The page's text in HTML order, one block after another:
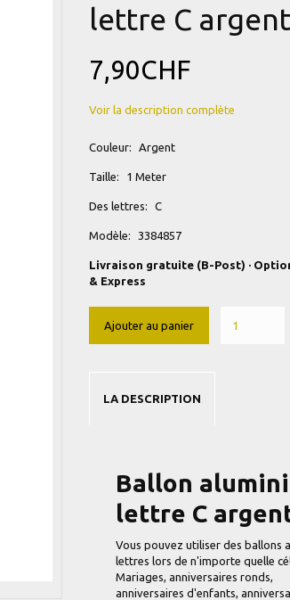
lettre C argent
7,90CHF
Voir la description complète
Couleur: Argent
Taille: 1 Meter
Des lettres: C
Modèle: 3384857
Livraison gratuite (B-Post) ·
& Express
Ajouter au panier
LA DESCRIPTION
Ballon
lettre C
Vous pouvez utiliser des ballons
lettres lors de n'importe quelle
Mariages, anniversaires ronds,
anniversaires d'enfants,